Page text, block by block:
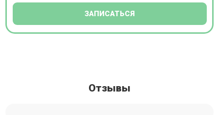
ЗАПИСАТЬСЯ
Отзывы